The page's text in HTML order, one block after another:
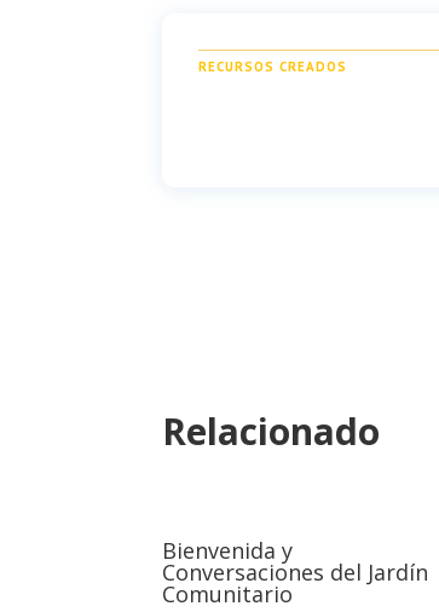
RECURSOS CREADOS
Relacionado
Bienvenida y
Conversaciones del Jardín
Comunitario